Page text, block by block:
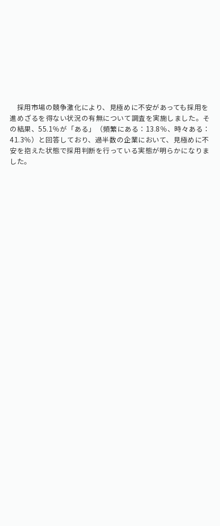
採用市場の競争激化により、見極めに不安があっても採用を
進めざるを得ない状況の有無について調査を実施しました。そ
の結果、55.1％が「ある」（頻繁にある：13.8％、時々ある：
41.3％）と回答しており、過半数の企業において、見極めに不
安を抱えた状態で採用判断を行っている実態が明らかになりま
した。